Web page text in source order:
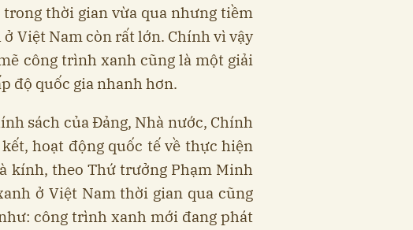
thời gian vừa qua nhưng tiềm
Việt Nam còn rất lớn. Chính vì vậy
công trình xanh cũng là một giải
độ quốc gia nhanh hơn.
sách của Đảng, Nhà nước, Chính
hoạt động quốc tế về thực hiện
kính, theo Thứ trưởng Phạm Minh
ở Việt Nam thời gian qua cũng
công trình xanh mới đang phát